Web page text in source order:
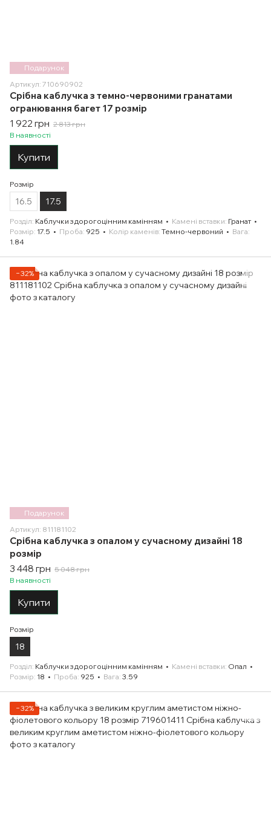
Подарунок
Артикул: 710690902
Срібна каблучка з темно-червоними гранатами
огранювання багет 17 розмір
1 922 грн 2 813 грн
В наявності
Купити
Розмір
16.5 17.5
Розділ Каблучки з дорогоцінним камінням Камені вставки Гранат
Розмір 17.5 Проба 925 Колір каменів Темно-червоний
Вага
1.84
Подарунок
−32%
Артикул: 811181102
Срібна каблучка з опалом у сучасному дизайні 18
розмір
3 448 грн 5 048 грн
В наявності
Купити
Розмір
18
Розділ Каблучки з дорогоцінним камінням Камені вставки Опал
Розмір 18 Проба 925 Вага 3.59
−32%